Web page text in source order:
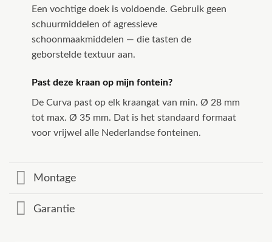
Een vochtige doek is voldoende. Gebruik geen
schuurmiddelen of agressieve
schoonmaakmiddelen — die tasten de
geborstelde textuur aan.
Past deze kraan op mijn fontein?
De Curva past op elk kraangat van min. Ø 28 mm
tot max. Ø 35 mm. Dat is het standaard formaat
voor vrijwel alle Nederlandse fonteinen.
Montage
Garantie